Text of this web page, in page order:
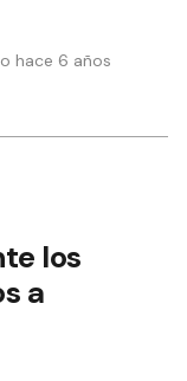
hace 6 años
los
a